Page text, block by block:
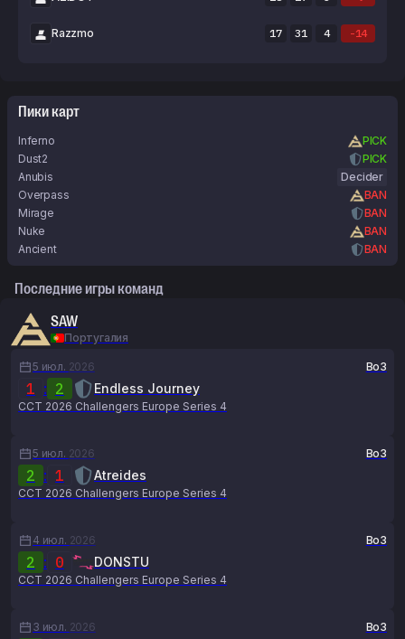
Razzmo 17 31 4 -14
Пики карт
Inferno
PICK
Dust2
PICK
Anubis
Decider
Overpass
BAN
Mirage
BAN
Nuke
BAN
Ancient
BAN
Последние игры команд
SAW
Португалия
5 июл. 2026 Bo3
1 : 2 Endless Journey
CCT 2026 Challengers Europe Series 4
5 июл. 2026 Bo3
2 : 1 Atreides
CCT 2026 Challengers Europe Series 4
4 июл. 2026 Bo3
2 : 0 DONSTU
CCT 2026 Challengers Europe Series 4
3 июл. 2026 Bo3